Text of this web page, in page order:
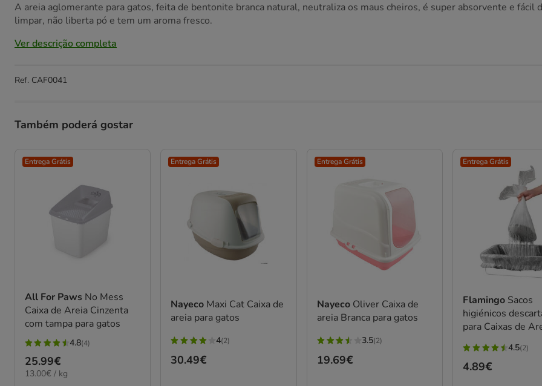
A areia aglomerante para gatos, feita de bentonite branca natural, neutraliza os maus cheiros, é super absorvente e fácil
limpar, não liberta pó e tem um aroma fresco.
Ver descrição completa
Ref. CAF0041
Também poderá gostar
Entrega Grátis
All For Paws No Mess
Caixa de Areia Cinzenta
com tampa para gatos
4.8
estrelas
com
4.8(4)
Preço
25.99€
25.99€
13.00€
13.00€ / kg
Entrega Grátis
Nayeco Maxi Cat Caixa de
areia para gatos
4
estrelas
4(2)
Preço
30.49€
Entrega Grátis
Nayeco Oliver Caixa de
areia Branca para gatos
3.5
estrelas
3.5(2)
Preço
19.69€
Entrega Grátis
Flamingo Sacos
higiénicos
para Caixas de
4.5
estrelas
4.5(2)
Preço
4.89€